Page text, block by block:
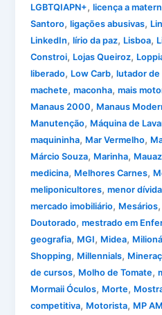
LGBTQIAPN+,licença a
Santoro,ligações abusivas,
LinkedIn,lírio da paz, Lisboa,
Constroi, Lojas Queiroz,
liberado, Low Carb,lutador de
machete,maconha,mais
Manaus 2000, Manaus
Manutenção, Máquina de
maquininha, Mar Vermelho,
Márcio Souza, Marinha,
medicina, Melhores Carnes,
meliponicultores,menor dívida
mercado imobiliário, Mesários,
Doutorado,mestrado em
geografia, MGI, Midea,
Shopping, Millennials,
de cursos, Molho de Tomate,
Mormaii Óculos, Morte,
competitiva, Motorista, MP AM